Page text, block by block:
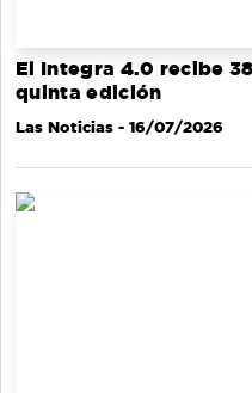
El Integra 4.0 recibe
quinta edición
Las Noticias - 16/07/2026